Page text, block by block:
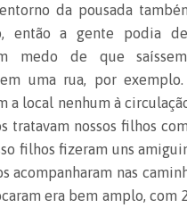
da pousada
então a gente podia
medo de que
uma rua, por
a local nenhum à
tratavam nossos filhos com
filhos fizeram uns
acompanharam nas
era bem amplo, com